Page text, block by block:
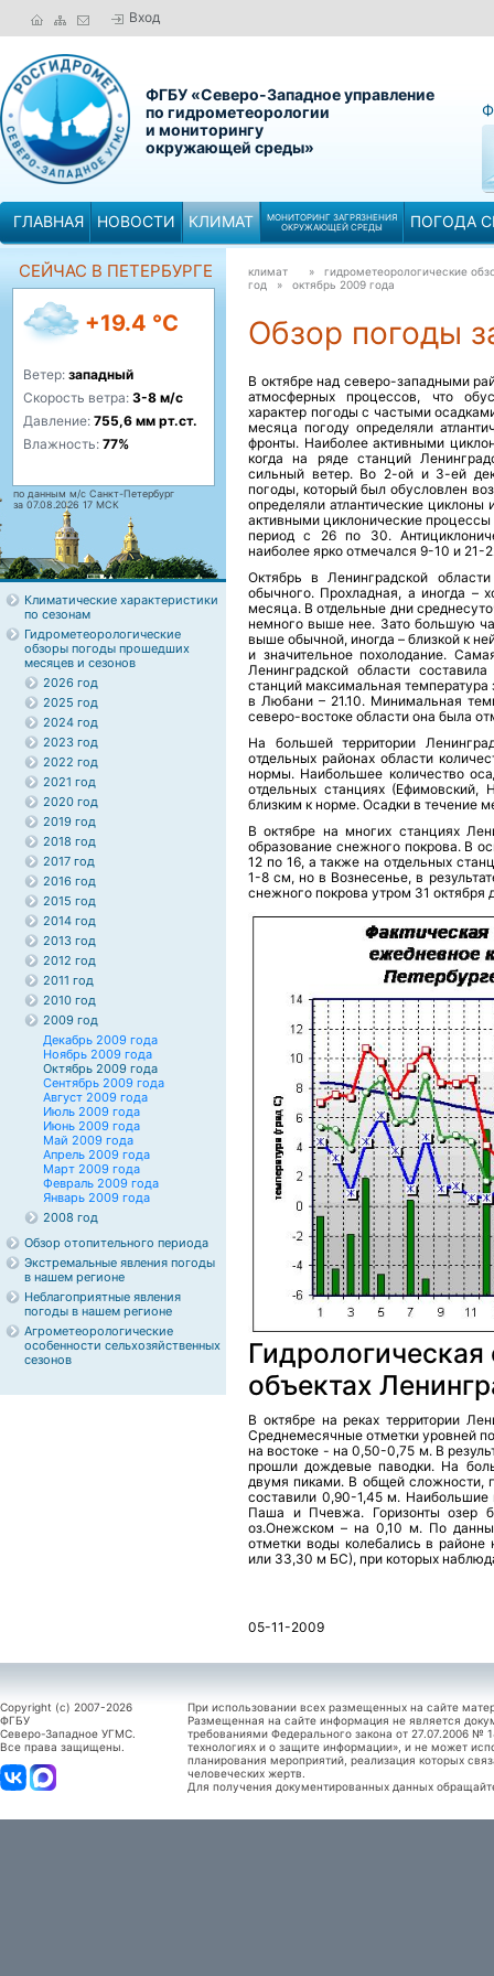
Вход
ФГБУ «Северо-Западное управление
по гидрометеорологии
и мониторингу
окружающей среды»
ГЛАВНАЯ НОВОСТИ КЛИМАТ
МОНИТОРИНГ ЗАГРЯЗНЕНИЯ
ОКРУЖАЮЩЕЙ СРЕДЫ
ПОГОДА
СЕЙЧАС В ПЕТЕРБУРГЕ
+19.4 °C
Ветер: западный
Скорость ветра: 3-8 м/с
Давление: 755,6 мм рт.ст.
Влажность: 77%
по данным м/с Санкт-Петербург
за 07.08.2026 17 МСК
Климатические характеристики
по сезонам
Гидрометеорологические
обзоры погоды прошедших
месяцев и сезонов
2026 год
2025 год
2024 год
2023 год
2022 год
2021 год
2020 год
2019 год
2018 год
2017 год
2016 год
2015 год
2014 год
2013 год
2012 год
2011 год
2010 год
2009 год
Декабрь 2009 года
Ноябрь 2009 года
Октябрь 2009 года
Сентябрь 2009 года
Август 2009 года
Июль 2009 года
Июнь 2009 года
Май 2009 года
Апрель 2009 года
Март 2009 года
Февраль 2009 года
Январь 2009 года
2008 год
Обзор отопительного периода
Экстремальные явления погоды
в нашем регионе
Неблагоприятные явления
погоды в нашем регионе
Агрометеорологические
особенности сельхозяйственных
сезонов
климат
» гидрометеорологические
год » октябрь 2009 года
Обзор погоды
В октябре над северо-западными
атмосферных процессов, что
характер погоды с частыми
месяца погоду определяли
фронты. Наиболее активными
когда на ряде станций
сильный ветер. Во 2-ой и 3-ей
погоды, который был обусловлен
определяли атлантические
активными циклонические
период с 26 по 30.
наиболее ярко отмечался 9-10 и 21-
Октябрь в Ленинградской
обычного. Прохладная, а иногда –
месяца. В отдельные дни
немного выше нее. Зато большую
выше обычной, иногда – близкой к
и значительное похолодание.
Ленинградской области
станций максимальная температура
в Любани – 21.10. Минимальная
северо-востоке области она была
На большей территории
отдельных районах области
нормы. Наибольшее количество
отдельных станциях
близким к норме. Осадки в течение
В октябре на многих станциях
образование снежного покрова. В
12 по 16, а также на отдельных
1-8 см, но в Вознесенье, в
снежного покрова утром 31 октября
объектах
В октябре на реках территории
Среднемесячные отметки уровней
на востоке - на 0,50-0,75 м. В
прошли дождевые паводки. На
двумя пиками. В общей сложности,
составили 0,90-1,45 м.
Паша и Пчевжа. Горизонты
оз.Онежском – на 0,10 м. По
отметки воды колебались в районе
или 33,30 м БС), при которых
05-11-2009
Copyright (c) 2007-2026
ФГБУ
Северо-Западное УГМС.
Все права защищены.
При использовании всех размещенных на сайте
Размещенная на сайте информация не является
требованиями Федерального закона от 27.07.2006
технологиях и о защите информации», и не может
планирования мероприятий, реализация которых
человеческих жертв.
Для получения документированных данных